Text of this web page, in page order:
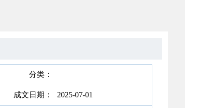
分类：
成文日期： 2025-07-01